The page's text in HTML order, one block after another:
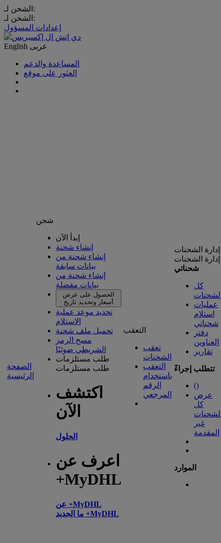
الشحن لـ:
الشحن لـ:
إعدادات المسؤول
English عربى
المساعدة والدعم
العثور على موقع
الصفحة
الرئيسية
شحن
إبدأ الآن
إنشاء شحنة
إنشاء شحنة من
بيانات سابقة
إنشاء شحنة من
بيانات مفضلة
الحصول على عرض
أسعار وتحديد تاريخ
تحديد موعد عملية
الاستلام
تحميل ملف شحنة
مسح الرمز
الشريطي ضوئيًا
طلب مستلزمات
طلب مستلزمات
اكتشف
الآن
الحلول
اعرف عن
+MyDHL
عن +MyDHL
ما الجديد +MyDHL
التعقب
تعقب
الشحنات
التعقب
باستخدام
الرقم
المرجعي
إدارة الشحنات
إدارة الشحنات
شحناتي
كل
عمليات
استلام
شحناتي
دفتر
العناوين
تقارير
تتطلب إجراءً
()
عرض
كل
غير
المقدمة
الموارد